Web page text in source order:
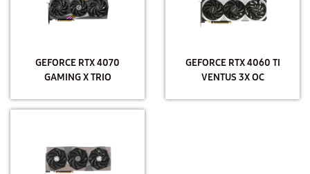
GEFORCE RTX 4070
GAMING X TRIO
GEFORCE RTX 4060 TI
VENTUS 3X OC